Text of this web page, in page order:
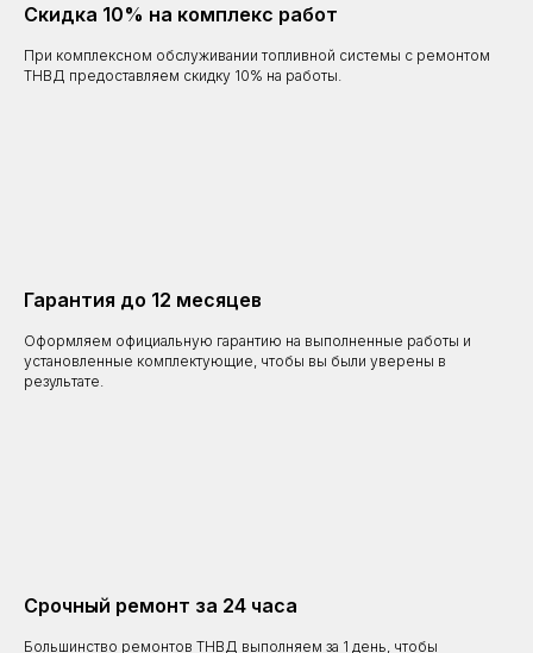
Скидка 10% на комплекс работ
При комплексном обслуживании топливной системы с ремонтом
ТНВД предоставляем скидку 10% на работы.
Гарантия до 12 месяцев
Оформляем официальную гарантию на выполненные работы и
установленные комплектующие, чтобы вы были уверены в
результате.
Срочный ремонт за 24 часа
Большинство ремонтов ТНВД выполняем за 1 день, чтобы